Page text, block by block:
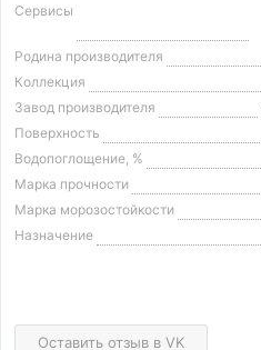
Сервисы
Родина производителя
Коллекция
Завод производителя
Поверхность
Водопоглощение, %
Марка прочности
Марка морозостойкости
Назначение
Оставить отзыв в VK